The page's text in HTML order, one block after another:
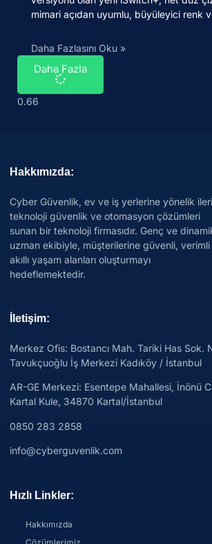
mimari açıdan uyumlu, büyüleyici renk
Daha Fazlasını Oku »
Daha Fazla
Hakkımızda:
Cyber Güvenlik, ev ve iş yerlerine yönelik ileri
teknoloji güvenlik ve otomasyon çözümleri
sunan bir teknoloji firmasıdır. Genç ve
uzman ekibiyle, müşterilerine güvenli,
akıllı yaşam alanları oluşturmayı
hedeflemektedir.
İletişim:
Merkez Ofis: Bostancı Mah. Tariki Has Sok.
Tavukçuoğlu İş Merkezi Kadıköy / İstanbul
AR-GE Merkezi: Esentepe Mahallesi, İnönü
Kartal Kule, 34870 Kartal/İstanbul
0850 283 2858
info@cyberguvenlik.com
Hızlı Linkler:
Hakkımızda